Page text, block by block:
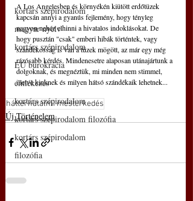
kortárs szépirodalom
magyar nyelv
kortárs szépirodalom
EU bürokrácia
emlékezés
kortárs szépirodalom
kortárs szépirodalom filozófia
kortárs szépirodalom
filozófia
A Los Angelesben és környékén kiütött erdőtüzek
kapcsán annyi a gyanús fejlemény, hogy tényleg
nagyon nehéz elhinni a hivatalos indoklásokat. De
hogy pusztán "csak" emberi hibák történtek, vagy
szándékosság is van a tüzek mögött, az már egy még
rázósabb kérdés. Mindenesetre alaposan utánajártunk a
dolgoknak, és megnéztük, mi minden nem stimmel,
illetve kinknek és milyen hátsó szándékaik lehetnek...
háttérhatalmi mesterkedés
Új Történelem